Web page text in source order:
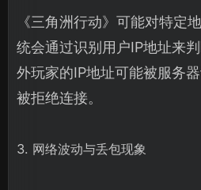
《三角洲行动》可能对特定
统会通过识别用户IP地址来
外玩家的IP地址可能被服务
被拒绝连接。
3. 网络波动与丢包现象